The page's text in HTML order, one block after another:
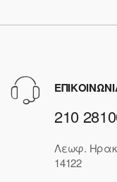
210
Λεωφ.
14122